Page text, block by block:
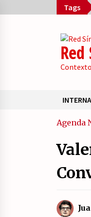
to
Tags
Agenda